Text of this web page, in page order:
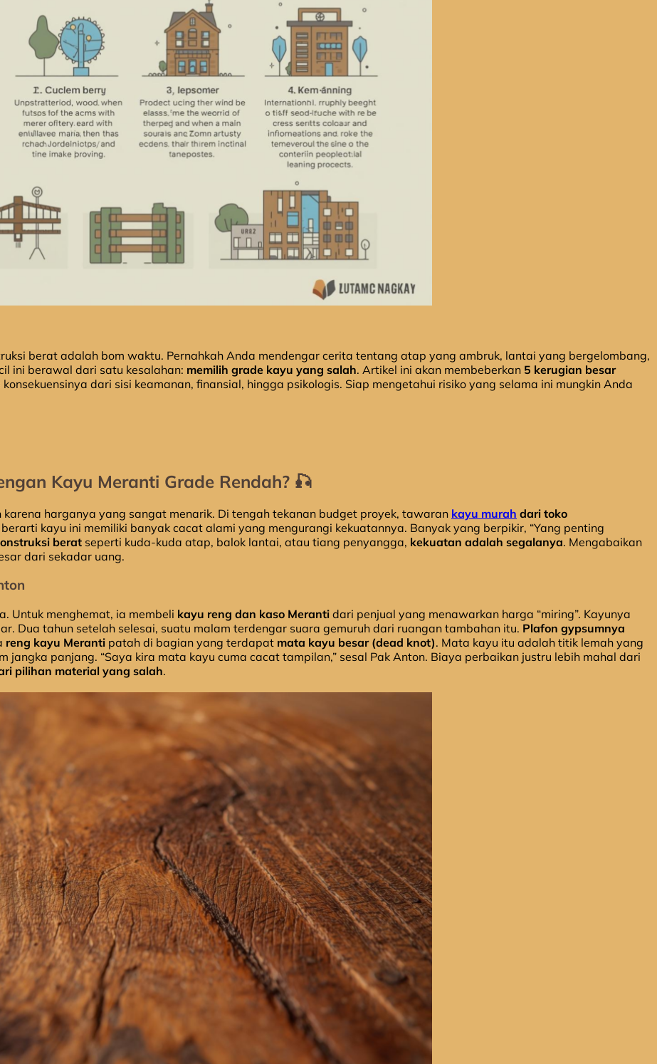
berat adalah bom waktu. Pernahkah Anda mendengar cerita tentang atap yang ambruk, lantai yang bergelombang,
ini berawal dari satu kesalahan: memilih grade kayu yang salah. Artikel ini akan membeberkan 5 kerugian besar
konsekuensinya dari sisi keamanan, finansial, hingga psikologis. Siap mengetahui risiko yang selama ini mungkin Anda
Kayu Meranti Grade Rendah? 🎣
karena harganya yang sangat menarik. Di tengah tekanan budget proyek, tawaran kayu murah dari toko
berarti kayu ini memiliki banyak cacat alami yang mengurangi kekuatannya. Banyak yang berpikir, “Yang penting
berat seperti kuda-kuda atap, balok lantai, atau tiang penyangga, kekuatan adalah segalanya. Mengabaikan
dari sekadar uang.
Untuk menghemat, ia membeli kayu reng dan kaso Meranti dari penjual yang menawarkan harga “miring”. Kayunya
Dua tahun setelah selesai, suatu malam terdengar suara gemuruh dari ruangan tambahan itu. Plafon gypsumnya
reng kayu Meranti patah di bagian yang terdapat mata kayu besar (dead knot). Mata kayu itu adalah titik lemah yang
panjang. “Saya kira mata kayu cuma cacat tampilan,” sesal Pak Anton. Biaya perbaikan justru lebih mahal dari
pilihan material yang salah.